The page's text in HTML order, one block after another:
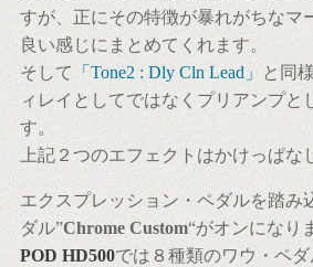
すが、正にその特徴が暴れがちなマ
良い感じにまとめてくれます。
そして
「Tone2 : Dly Cln Lead」 と同
ィレイとしてではなくプリアンプと
す。
上記２つのエフェクトはかけっぱな
エクスプレッション・ペダルを踏み
ダル”Chrome Custom“がオンになり
POD HD500では８種類のワウ・ペダ